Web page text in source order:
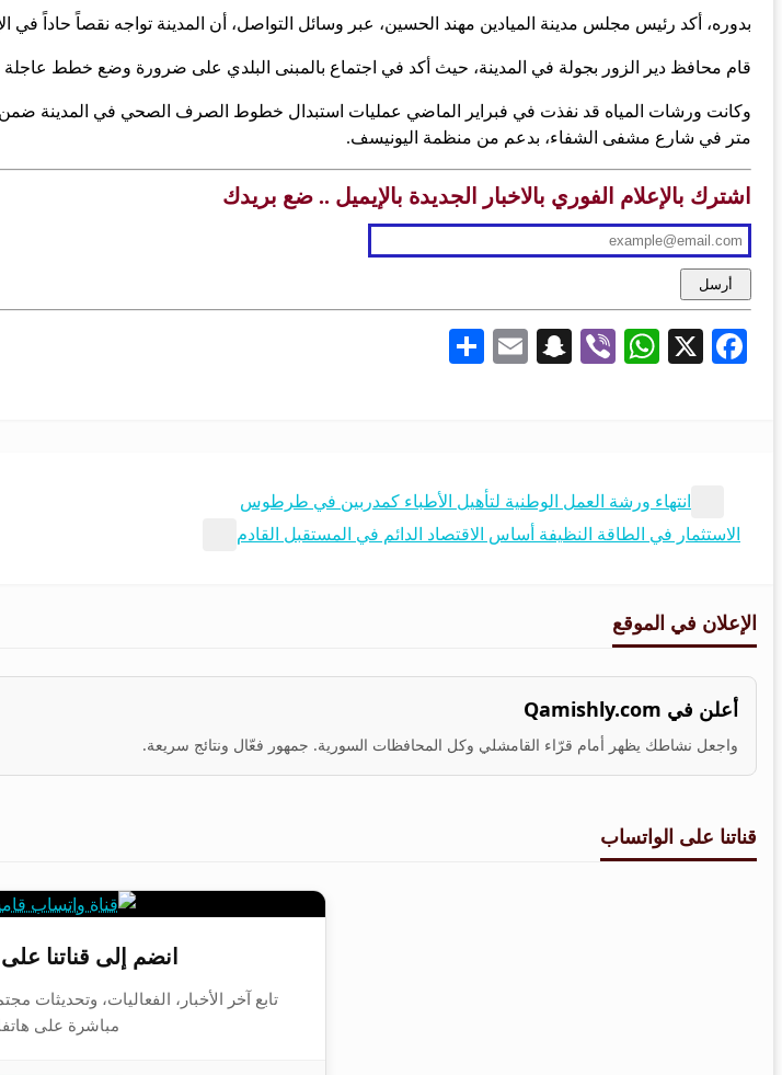
بدوره، أكد رئيس مجلس مدينة الميادين مهند الحسين، عبر وسائل التواصل، أن المدينة تواجه نقصاً حاداً في
قام محافظ دير الزور بجولة في المدينة، حيث أكد في اجتماع بالمبنى البلدي على ضرورة وضع خطط عاجلة
متر في شارع مشفى الشفاء، بدعم من منظمة اليونيسف.
اشترك بالإعلام الفوري بالاخبار الجديدة بالإيميل .. ضع بريدك
Facebook
X
WhatsApp
Viber
Snapchat
Email
انتهاء ورشة العمل الوطنية لتأهيل الأطباء كمدربين في طرطوس
الاستثمار في الطاقة النظيفة أساس الاقتصاد الدائم في المستقبل القادم
الإعلان في الموقع
أعلن في Qamishly.com
واجعل نشاطك يظهر أمام قرّاء القامشلي وكل المحافظات السورية. جمهور فعّال ونتائج سريعة.
قناتنا على الواتساب
انضم إلى قناتنا
تابع آخر الأخبار، الفعاليات، وتحديثات
مباشرة على